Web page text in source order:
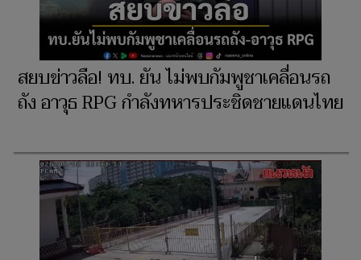
สยบข่าวลือ! ทบ. ยัน ไม่พบกัมพูชาเคลื่อนรถ
ถัง อาวุธ RPG กำลังทหารประชิดชายแดนไทย